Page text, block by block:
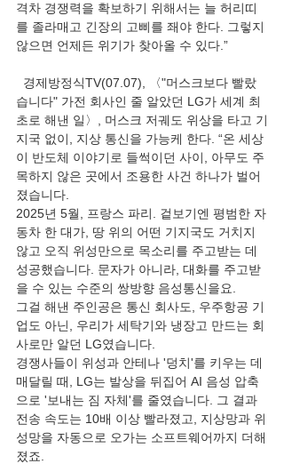
격차 경쟁력을 확보하기 위해서는 늘 허리띠
를 졸라매고 긴장의 고삐를 좨야 한다. 그렇지
않으면 언제든 위기가 찾아올 수 있다.”
경제방정식TV(07.07), 〈"머스크보다 빨랐
습니다" 가전 회사인 줄 알았던 LG가 세계 최
초로 해낸 일〉, 머스크 저궤도 위상을 타고 기
지국 없이, 지상 통신을 가능케 한다. “온 세상
이 반도체 이야기로 들썩이던 사이, 아무도 주
목하지 않은 곳에서 조용한 사건 하나가 벌어
졌습니다.
2025년 5월, 프랑스 파리. 겉보기엔 평범한 자
동차 한 대가, 땅 위의 어떤 기지국도 거치지
않고 오직 위성만으로 목소리를 주고받는 데
성공했습니다. 문자가 아니라, 대화를 주고받
을 수 있는 수준의 쌍방향 음성통신을요.
그걸 해낸 주인공은 통신 회사도, 우주항공 기
업도 아닌, 우리가 세탁기와 냉장고 만드는 회
사로만 알던 LG였습니다.
경쟁사들이 위성과 안테나 '덩치'를 키우는 데
매달릴 때, LG는 발상을 뒤집어 AI 음성 압축
으로 '보내는 짐 자체'를 줄였습니다. 그 결과
전송 속도는 10배 이상 빨라졌고, 지상망과 위
성망을 자동으로 오가는 소프트웨어까지 더해
졌죠.